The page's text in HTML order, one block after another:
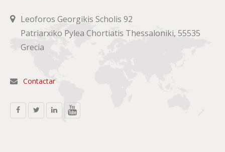
Leoforos Georgikis Scholis 92
Patriarxiko Pylea Chortiatis Thessaloniki, 55535
Grecia
Contactar